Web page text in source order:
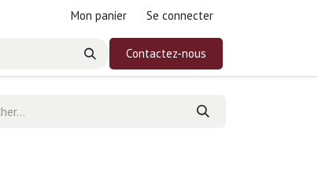
Mon panier Se connecter
Contactez-nous